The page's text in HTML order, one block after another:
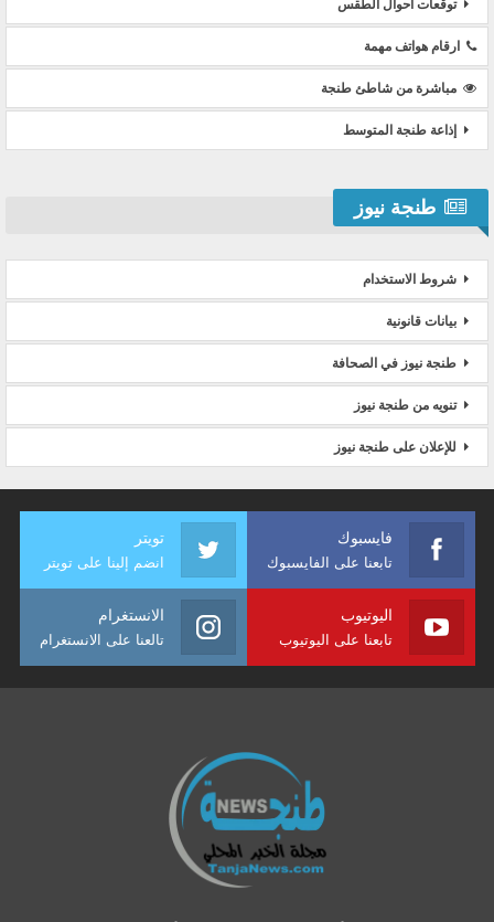
توقعات أحوال الطقس
ارقام هواتف مهمة
مباشرة من شاطئ طنجة
إذاعة طنجة المتوسط
طنجة نيوز
شروط الاستخدام
بيانات قانونية
طنجة نيوز في الصحافة
تنويه من طنجة نيوز
للإعلان على طنجة نيوز
فايسبوك
تابعنا على الفايسبوك
تويتر
انضم إلينا على تويتر
اليوتيوب
تابعنا على اليوتيوب
الانستغرام
تالعنا على الانستغرام